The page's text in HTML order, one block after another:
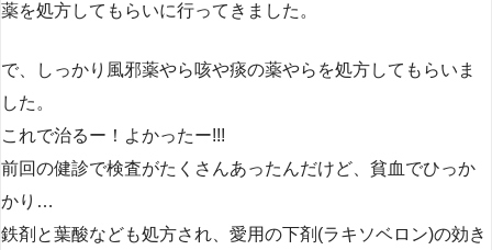
薬を処方してもらいに行ってきました。
で、しっかり風邪薬やら咳や痰の薬やらを処方してもらいま
した。
これで治るー！よかったー!!!
前回の健診で検査がたくさんあったんだけど、貧血でひっか
かり…
鉄剤と葉酸なども処方され、愛用の下剤(ラキソベロン)の効き